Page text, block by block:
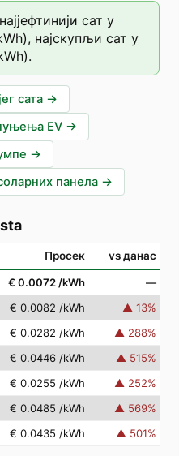
најјефтинији сат у
најскупљи сат у
сата →
EV →
→
панела →
Просек vs данас
€ 0.0072 /kWh
—
€ 0.0082 /kWh ▲ 13%
€ 0.0282 /kWh ▲ 288%
€ 0.0446 /kWh ▲ 515%
€ 0.0255 /kWh ▲ 252%
€ 0.0485 /kWh ▲ 569%
€ 0.0435 /kWh ▲ 501%